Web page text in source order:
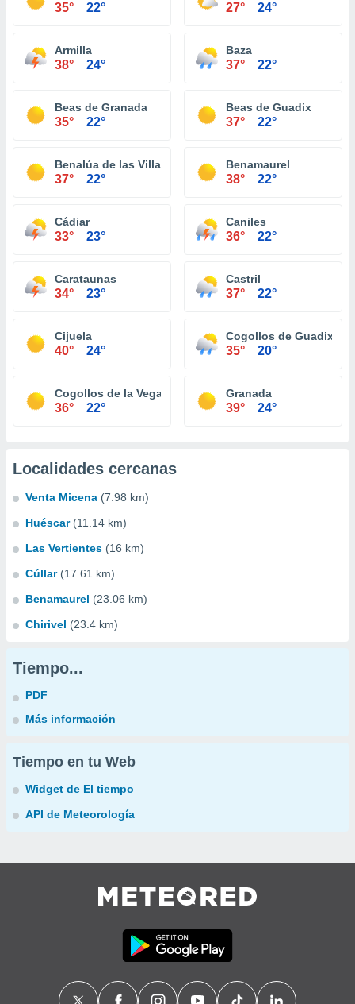
35° 22° 27° 24°
Armilla
38° 24°
Baza
37° 22°
Beas de Granada
35° 22°
Beas de Guadix
37° 22°
Benalúa de las Villas
37° 22°
Benamaurel
38° 22°
Cádiar
33° 23°
Caniles
36° 22°
Carataunas
34° 23°
Castril
37° 22°
Cijuela
40° 24°
Cogollos de Guadix
35° 20°
Cogollos de la Vega
36° 22°
Granada
39° 24°
Localidades cercanas
Venta Micena (7.98 km)
Huéscar (11.14 km)
Las Vertientes (16 km)
Cúllar (17.61 km)
Benamaurel (23.06 km)
Chirivel (23.4 km)
Tiempo...
PDF
Más información
Tiempo en tu Web
Widget de El tiempo
API de Meteorología